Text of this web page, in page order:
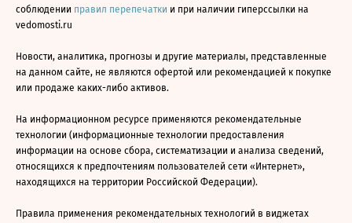
соблюдении правил перепечатки и при наличии гиперссылки на
vedomosti.ru
Новости, аналитика, прогнозы и другие материалы, представленные
на данном сайте, не являются офертой или рекомендацией к покупке
или продаже каких-либо активов.
На информационном ресурсе применяются рекомендательные
технологии (информационные технологии предоставления
информации на основе сбора, систематизации и анализа сведений,
относящихся к предпочтениям пользователей сети «Интернет»,
находящихся на территории Российской Федерации).
Правила применения рекомендательных технологий в виджетах